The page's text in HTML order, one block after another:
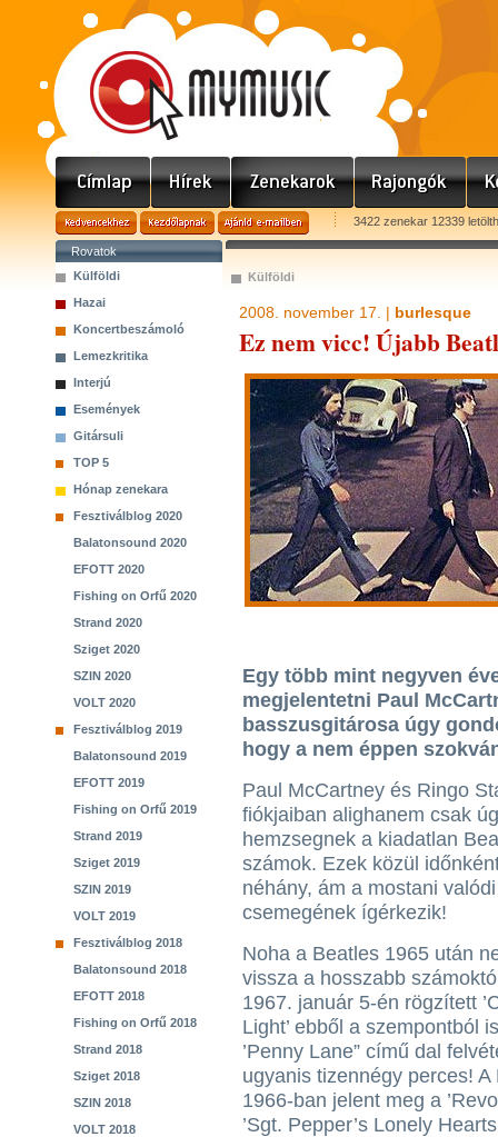
3422 zenekar 12339
Rovatok
Külföldi
Hazai
Koncertbeszámoló
Lemezkritika
Interjú
Események
Gitársuli
TOP 5
Hónap zenekara
Fesztiválblog 2020
Balatonsound 2020
EFOTT 2020
Fishing on Orfű 2020
Strand 2020
Sziget 2020
SZIN 2020
VOLT 2020
Fesztiválblog 2019
Balatonsound 2019
EFOTT 2019
Fishing on Orfű 2019
Strand 2019
Sziget 2019
SZIN 2019
VOLT 2019
Fesztiválblog 2018
Balatonsound 2018
EFOTT 2018
Fishing on Orfű 2018
Strand 2018
Sziget 2018
SZIN 2018
VOLT 2018
Külföldi
2008. november 17. | burlesque
Ez nem vicc! Újabb
Egy több mint negyven
megjelentetni Paul
basszusgitárosa úgy
hogy a nem éppen
Paul McCartney és Ringo
fiókjaiban alighanem csak
hemzsegnek a kiadatlan
számok. Ezek közül
néhány, ám a mostani valódi
csemegének ígérkezik!
Noha a Beatles 1965 után
vissza a hosszabb
1967. január 5-én rögzített
Light’ ebből a szempontból
’Penny Lane” című dal
ugyanis tizennégy perces!
1966-ban jelent meg a
’Sgt. Pepper’s Lonely